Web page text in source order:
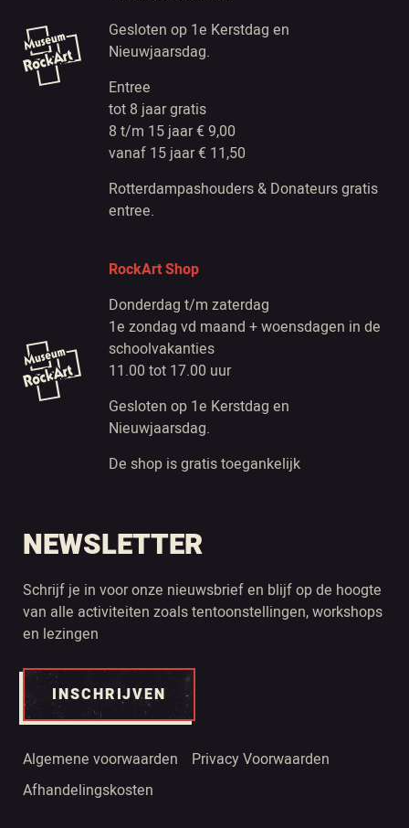
Gesloten op 1e Kerstdag en
Nieuwjaarsdag.
Entree
tot 8 jaar gratis
8 t/m 15 jaar € 9,00
vanaf 15 jaar € 11,50
Rotterdampashouders & Donateurs gratis
entree.
RockArt Shop
Donderdag t/m zaterdag
1e zondag vd maand + woensdagen in de
schoolvakanties
11.00 tot 17.00 uur
Gesloten op 1e Kerstdag en
Nieuwjaarsdag.
De shop is gratis toegankelijk
NEWSLETTER
Schrijf je in voor onze nieuwsbrief en blijf op de hoogte
van alle activiteiten zoals tentoonstellingen, workshops
en lezingen
INSCHRIJVEN
Algemene voorwaarden
Privacy Voorwaarden
Afhandelingskosten